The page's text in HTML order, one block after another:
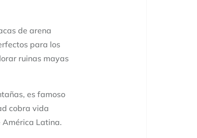
de arena
para los
ruinas mayas
es famoso
cobra vida
América Latina.